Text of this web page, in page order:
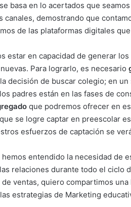
basa en lo acertados que
canales, demostrando que
de las plataformas digitales
estar en capacidad de generar
Para lograrlo, es necesario
decisión de buscar colegio; en
padres están en las fases de
que podremos ofrecer en
se logre captar en preescolar
esfuerzos de captación se
hemos entendido la necesidad de
relaciones durante todo el ciclo
ventas, quiero compartimos
estrategias de Marketing